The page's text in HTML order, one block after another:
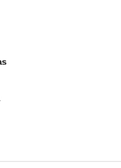
hemos encontrado con la
(que sepamos) del ICAC por
Mercantil…